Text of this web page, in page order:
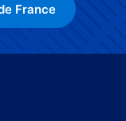
France